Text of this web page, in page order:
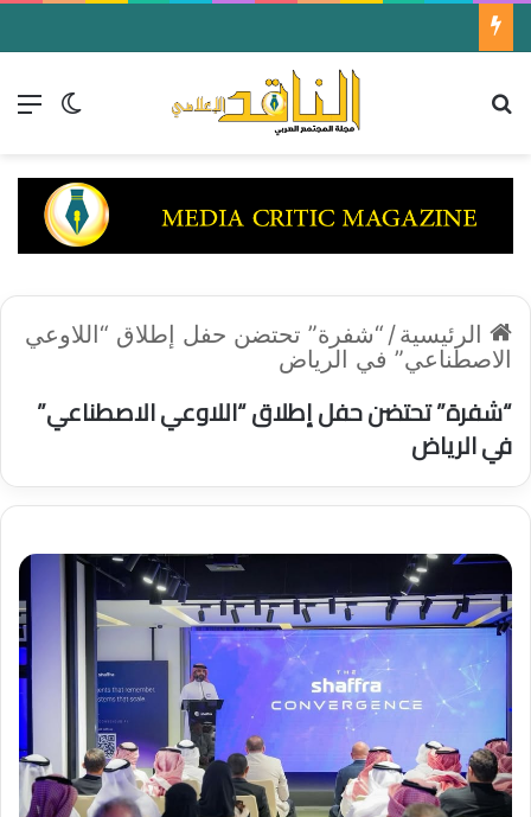
الوضع
الرئيسية/ “شفرة” تحتضن حفل إطلاق “اللاوعي
الاصطناعي” في الرياض
“شفرة” تحتضن حفل إطلاق “اللاوعي الاصطناعي”
في الرياض